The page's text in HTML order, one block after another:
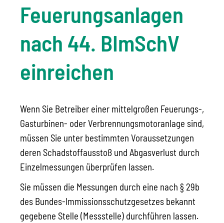
Feuerungsanlagen
nach 44. BImSchV
einreichen
Wenn Sie Betreiber einer mittelgroßen Feuerungs-,
Gasturbinen- oder Verbrennungsmotoranlage sind,
müssen Sie unter bestimmten Voraussetzungen
deren Schadstoffausstoß und Abgasverlust durch
Einzelmessungen überprüfen lassen.
Sie müssen die Messungen durch eine nach § 29b
des Bundes-Immissionsschutzgesetzes bekannt
gegebene Stelle (Messstelle) durchführen lassen.